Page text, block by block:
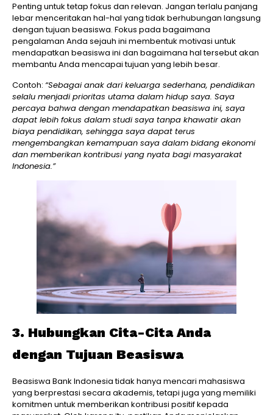
Penting untuk tetap fokus dan relevan. Jangan terlalu panjang
lebar menceritakan hal-hal yang tidak berhubungan langsung
dengan tujuan beasiswa. Fokus pada bagaimana
pengalaman Anda sejauh ini membentuk motivasi untuk
mendapatkan beasiswa ini dan bagaimana hal tersebut akan
membantu Anda mencapai tujuan yang lebih besar.
Contoh: “Sebagai anak dari keluarga sederhana, pendidikan
selalu menjadi prioritas utama dalam hidup saya. Saya
percaya bahwa dengan mendapatkan beasiswa ini, saya
dapat lebih fokus dalam studi saya tanpa khawatir akan
biaya pendidikan, sehingga saya dapat terus
mengembangkan kemampuan saya dalam bidang ekonomi
dan memberikan kontribusi yang nyata bagi masyarakat
Indonesia.”
3. Hubungkan Cita-Cita Anda
dengan Tujuan Beasiswa
Beasiswa Bank Indonesia tidak hanya mencari mahasiswa
yang berprestasi secara akademis, tetapi juga yang memiliki
komitmen untuk memberikan kontribusi positif kepada